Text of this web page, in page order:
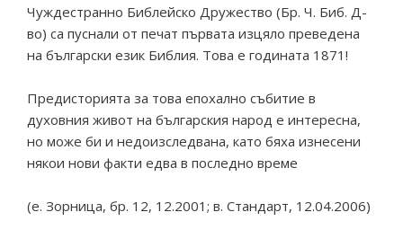
Чуждестранно Библейско Дружество (Бр. Ч. Биб. Д-
во) са пуснали от печат първата изцяло преведена
на български език Библия. Това е годината 1871!
Предисторията за това епохално събитие в
духовния живот на българския народ е интересна,
но може би и недоизследвана, като бяха изнесени
някои нови факти едва в последно време
(е. Зорница, бр. 12, 12.2001; в. Стандарт, 12.04.2006)